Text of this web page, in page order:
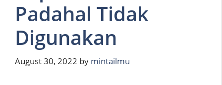
Padahal Tidak
Digunakan
August 30, 2022 by mintailmu